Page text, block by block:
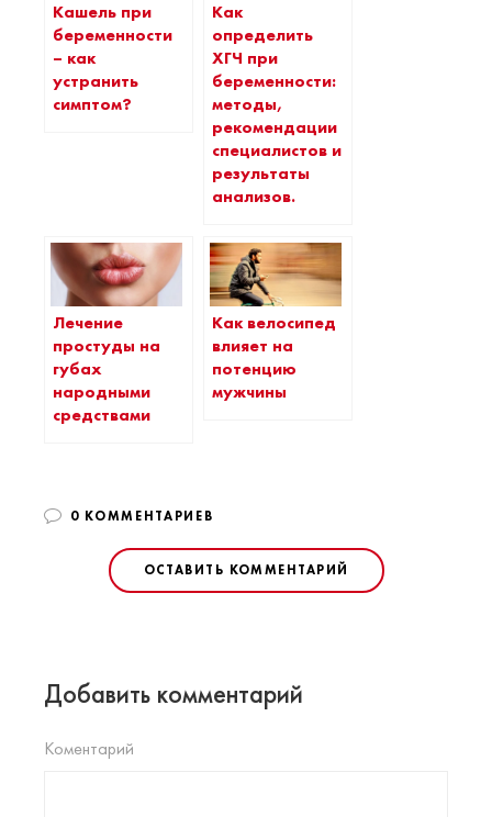
Кашель при
беременности
– как
устранить
симптом?
Как
определить
ХГЧ при
беременности:
методы,
рекомендации
специалистов и
результаты
анализов.
Лечение
простуды на
губах
народными
средствами
Как велосипед
влияет на
потенцию
мужчины
0 КОММЕНТАРИЕВ
ОСТАВИТЬ КОММЕНТАРИЙ
Добавить комментарий
Коментарий